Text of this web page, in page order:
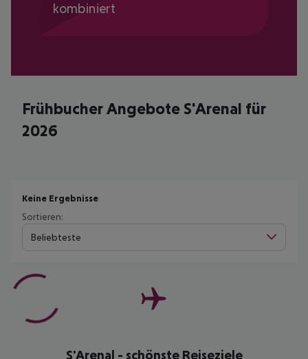
kombiniert
Frühbucher Angebote S'Arenal für
2026
Keine Ergebnisse
Sortieren:
Beliebteste
S'Arenal - schönste Reiseziele